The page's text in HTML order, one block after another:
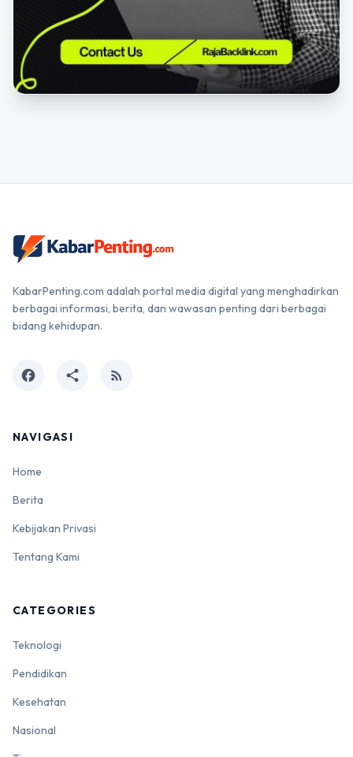
KabarPenting.com adalah portal media digital yang menghadirkan
berbagai informasi, berita, dan wawasan penting dari berbagai
bidang kehidupan.
facebook share rss_feed
NAVIGASI
Home
Berita
Kebijakan Privasi
Tentang Kami
CATEGORIES
Teknologi
Pendidikan
Kesehatan
Nasional